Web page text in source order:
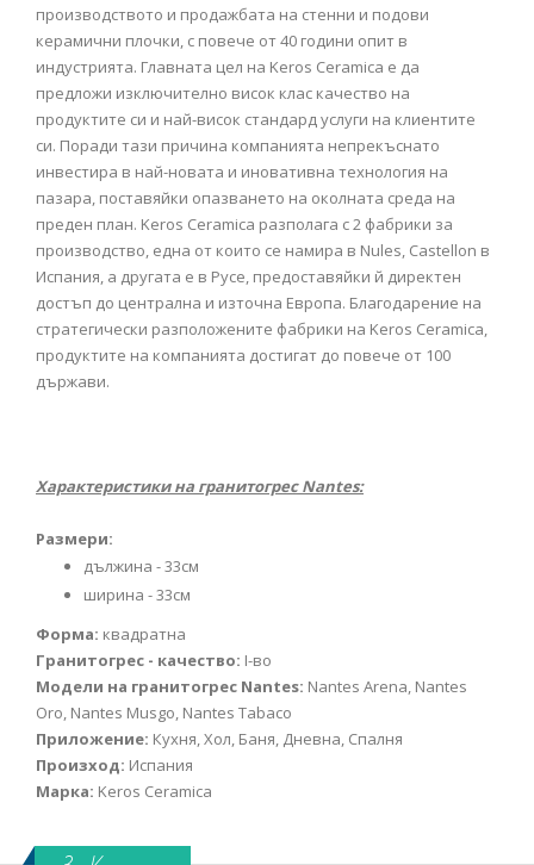
производството и продажбата на стенни и подови
керамични плочки, с повече от 40 години опит в
индустрията. Главната цел на Keros Ceramica е да
предложи изключително висок клас качество на
продуктите си и най-висок стандард услуги на клиентите
си. Поради тази причина компанията непрекъснато
инвестира в най-новата и иновативна технология на
пазара, поставяйки опазването на околната среда на
преден план. Keros Ceramica разполага с 2 фабрики за
производство, една от които се намира в Nules, Castellon в
Испания, а другата е в Русе, предоставяйки й директен
достъп до централна и източна Европа. Благодарение на
стратегически разположените фабрики на Keros Ceramica,
продуктите на компанията достигат до повече от 100
държави.
Характеристики на гранитогрес Nantes:
Размери:
дължина - 33см
ширина - 33см
Форма: квадратна
Гранитогрес - качество: I-во
Модели на гранитогрес Nantes: Nantes Arena, Nantes
Oro, Nantes Musgo, Nantes Tabaco
Приложение: Кухня, Хол, Баня, Дневна, Спалня
Произход: Испания
Марка: Keros Ceramica